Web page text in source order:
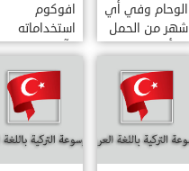
الوحام وفي أي
شهر من الحمل
يبدأ
افوكوم
استخداماته
وآثاره الجانبية